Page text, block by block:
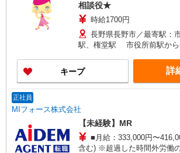
相談役★
時給1700円
長野県長野市／最寄駅：
駅、権堂駅 市役所前駅か
OK！
キープ 詳
正社員
MIフォース株式会社
【未経験】MR
■月給：333,000円〜
含む) ※超過した時間外労働